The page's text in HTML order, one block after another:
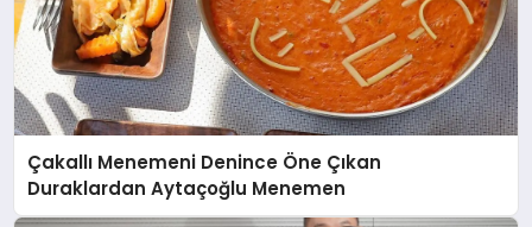
Çakallı Menemeni Denince Öne Çıkan
Duraklardan Aytaçoğlu Menemen